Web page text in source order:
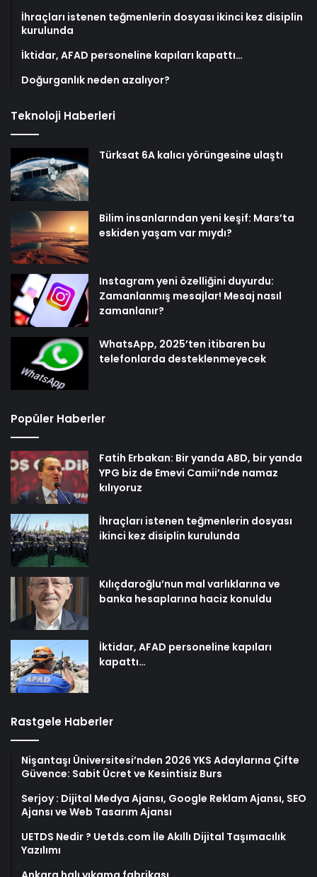
İhraçları istenen teğmenlerin dosyası ikinci kez disiplin
kurulunda
İktidar, AFAD personeline kapıları kapattı…
Doğurganlık neden azalıyor?
Teknoloji Haberleri
Türksat 6A kalıcı yörüngesine ulaştı
Bilim insanlarından yeni keşif: Mars’ta
eskiden yaşam var mıydı?
Instagram yeni özelliğini duyurdu:
Zamanlanmış mesajlar! Mesaj nasıl
zamanlanır?
WhatsApp, 2025’ten itibaren bu
telefonlarda desteklenmeyecek
Popüler Haberler
Fatih Erbakan: Bir yanda ABD, bir yanda
YPG biz de Emevi Camii’nde namaz
kılıyoruz
İhraçları istenen teğmenlerin dosyası
ikinci kez disiplin kurulunda
Kılıçdaroğlu’nun mal varlıklarına ve
banka hesaplarına haciz konuldu
İktidar, AFAD personeline kapıları
kapattı…
Rastgele Haberler
Nişantaşı Üniversitesi’nden 2026 YKS Adaylarına Çifte
Güvence: Sabit Ücret ve Kesintisiz Burs
Serjoy : Dijital Medya Ajansı, Google Reklam Ajansı, SEO
Ajansı ve Web Tasarım Ajansı
UETDS Nedir ? Uetds.com İle Akıllı Dijital Taşımacılık
Yazılımı